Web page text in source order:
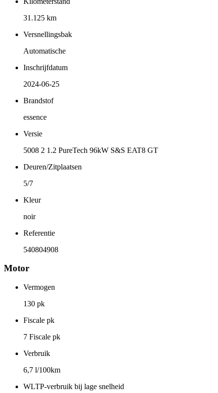
31.125 km
Versnellingsbak
Automatische
Inschrijfdatum
2024-06-25
Brandstof
essence
Versie
5008 2 1.2 PureTech 96kW S&S EAT8 GT
Deuren/Zitplaatsen
5/7
Kleur
noir
Referentie
540804908
Motor
Vermogen
130 pk
Fiscale pk
7 Fiscale pk
Verbruik
6,7 l/100km
WLTP-verbruik bij lage snelheid